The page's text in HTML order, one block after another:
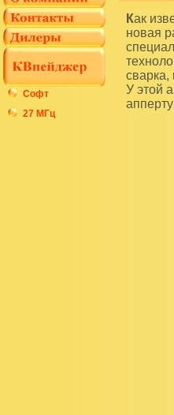
Софт
27 МГц
Как известно, квадратные излучатели менее восприимчивы к электрическим шумам. Наша
новая
сварка,
У этой